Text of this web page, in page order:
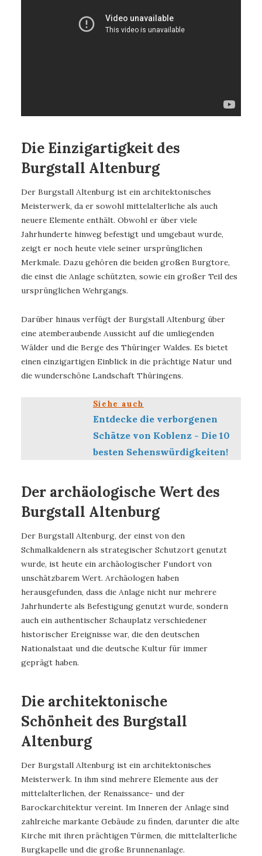
Die Einzigartigkeit des
Burgstall Altenburg
Der Burgstall Altenburg ist ein architektonisches
Meisterwerk, da er sowohl mittelalterliche als auch
neuere Elemente enthält. Obwohl er über viele
Jahrhunderte hinweg befestigt und umgebaut wurde,
zeigt er noch heute viele seiner ursprünglichen
Merkmale. Dazu gehören die beiden großen Burgtore,
die einst die Anlage schützten, sowie ein großer Teil des
ursprünglichen Wehrgangs.
Darüber hinaus verfügt der Burgstall Altenburg über
eine atemberaubende Aussicht auf die umliegenden
Wälder und die Berge des Thüringer Waldes. Es bietet
einen einzigartigen Einblick in die prächtige Natur und
die wunderschöne Landschaft Thüringens.
Siehe auch
Entdecke die verborgenen
Schätze von Koblenz - Die 10
besten Sehenswürdigkeiten!
Der archäologische Wert des
Burgstall Altenburg
Der Burgstall Altenburg, der einst von den
Schmalkaldenern als strategischer Schutzort genutzt
wurde, ist heute ein archäologischer Fundort von
unschätzbarem Wert. Archäologen haben
herausgefunden, dass die Anlage nicht nur mehrere
Jahrhunderte als Befestigung genutzt wurde, sondern
auch ein authentischer Schauplatz verschiedener
historischer Ereignisse war, die den deutschen
Nationalstaat und die deutsche Kultur für immer
geprägt haben.
Die architektonische
Schönheit des Burgstall
Altenburg
Der Burgstall Altenburg ist ein architektonisches
Meisterwerk. In ihm sind mehrere Elemente aus der
mittelalterlichen, der Renaissance- und der
Barockarchitektur vereint. Im Inneren der Anlage sind
zahlreiche markante Gebäude zu finden, darunter die alte
Kirche mit ihren prächtigen Türmen, die mittelalterliche
Burgkapelle und die große Brunnenanlage.